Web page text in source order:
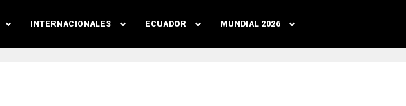
INTERNACIONALES ECUADOR MUNDIAL 2026